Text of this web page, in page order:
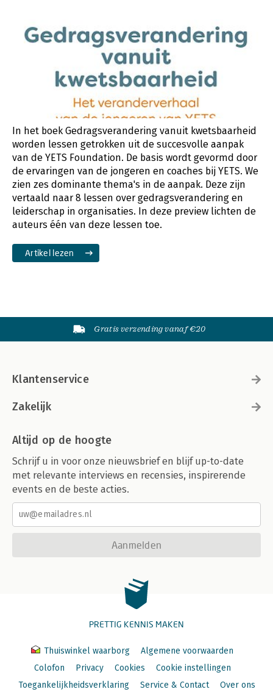
In het boek Gedragsverandering vanuit kwetsbaarheid
worden lessen getrokken uit de succesvolle aanpak
van de YETS Foundation. De basis wordt gevormd door
de ervaringen van de jongeren en coaches bij YETS. We
zien zes dominante thema's in de aanpak. Deze zijn
vertaald naar 8 lessen over gedragsverandering en
leiderschap in organisaties. In deze preview lichten de
auteurs één van deze lessen toe.
Artikel lezen
Gratis verzending vanaf €20
Klantenservice
Zakelijk
Altijd op de hoogte
Schrijf u in voor onze nieuwsbrief en blijf up-to-date
met relevante interviews en recensies, inspirerende
events en de beste acties.
Aanmelden
PRETTIG KENNIS MAKEN
Thuiswinkel waarborg
Algemene voorwaarden
Colofon
Privacy Cookies
Cookie instellingen
Toegankelijkheidsverklaring
Service & Contact Over ons